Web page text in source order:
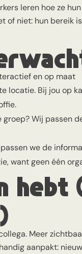
leren hoe ze
of niet: hun bereik
en op maat
locatie. Bij jou op
groep? Wij passen
we de
want geen één
hebt
Meer
aanpakt: